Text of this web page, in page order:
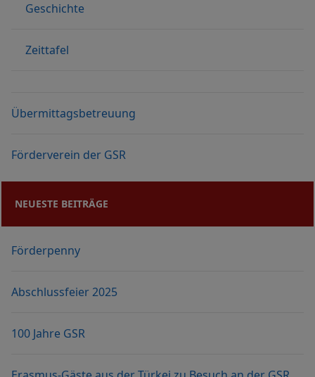
Geschichte
Zeittafel
Übermittagsbetreuung
Förderverein der GSR
NEUESTE BEITRÄGE
Förderpenny
Abschlussfeier 2025
100 Jahre GSR